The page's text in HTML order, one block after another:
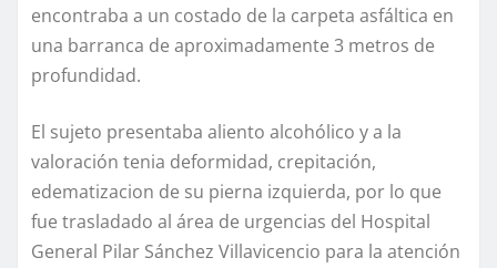
encontraba a un costado de la carpeta asfáltica en
una barranca de aproximadamente 3 metros de
profundidad.
El sujeto presentaba aliento alcohólico y a la
valoración tenia deformidad, crepitación,
edematizacion de su pierna izquierda, por lo que
fue trasladado al área de urgencias del Hospital
General Pilar Sánchez Villavicencio para la atención